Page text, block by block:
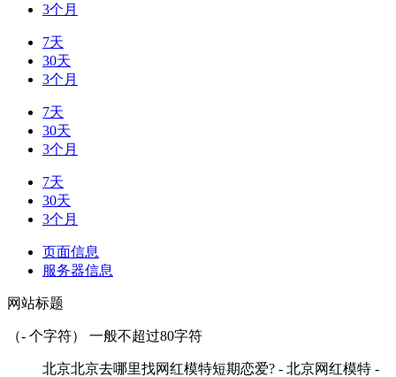
3个月
7天
30天
3个月
7天
30天
3个月
7天
30天
3个月
页面信息
服务器信息
网站标题
（- 个字符） 一般不超过80字符
北京北京去哪里找网红模特短期恋爱? - 北京网红模特 -